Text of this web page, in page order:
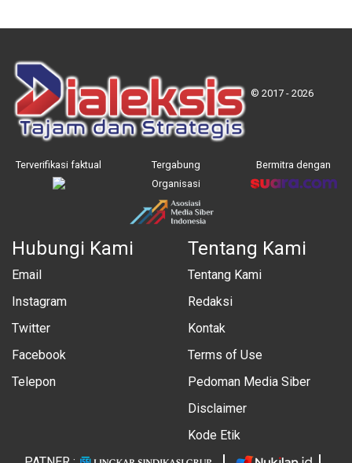
© 2017 - 2026
Terverifikasi faktual
Tergabung
Organisasi
Bermitra dengan
Hubungi Kami
Email
Instagram
Twitter
Facebook
Telepon
Tentang Kami
Tentang Kami
Redaksi
Kontak
Terms of Use
Pedoman Media Siber
Disclaimer
Kode Etik